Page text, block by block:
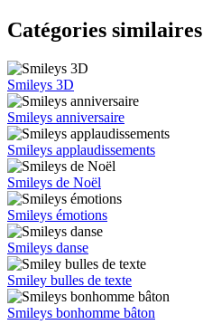
Catégories similaires
Smileys 3D
Smileys anniversaire
Smileys applaudissements
Smileys de Noël
Smileys émotions
Smileys danse
Smiley bulles de texte
Smileys bonhomme bâton